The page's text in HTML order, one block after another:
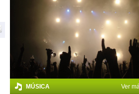
Ver
MÚSICA